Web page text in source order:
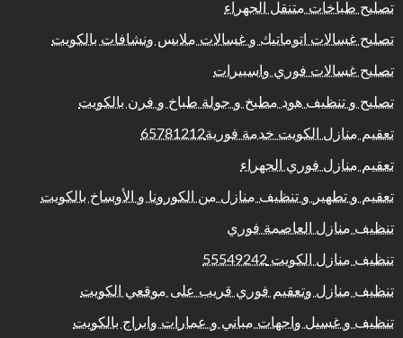
تصليح طباخات متنقل الجهراء
تصليح غسالات اتوماتيك و غسالات ملابس ونشافات بالكويت
تصليح غسالات فوري واسبيرات
تصليح و تنظيف هود مطبخ و جولة طباخ و فرن بالكويت
تعقيم منازل الكويت خدمة فورية65781212
تعقيم منازل فوري الجهراء
تعقيم و تطهير و تنظيف منازل من الكورونا و الأوساخ بالكويت
تنظيف منازل العاصمة فوري
تنظيف منازل الكويت 55549242
تنظيف منازل وتعقيم فوري قريب على موقعي الكويت
تنظيف و غسيل واجهات مباني و عمارات وابراج بالكويت